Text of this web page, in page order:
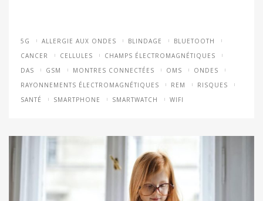
5G ALLERGIE AUX ONDES BLINDAGE
BLUETOOTH
CANCER
CELLULES
CHAMPS ÉLECTROMAGNÉTIQUES
DAS
GSM MONTRES CONNECTÉES OMS
ONDES
RAYONNEMENTS ÉLECTROMAGNÉTIQUES
REM
RISQUES
SANTÉ
SMARTPHONE SMARTWATCH WIFI